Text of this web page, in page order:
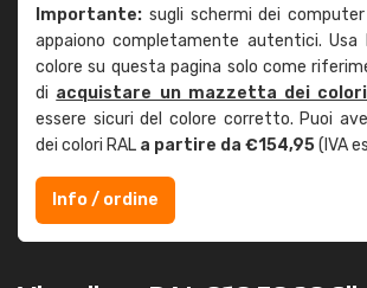
Importante: sugli schermi dei
appaiono completamente autentici. Usa
colore su questa pagina solo come
di acquistare un mazzetta dei
essere sicuri del colore corretto. Puoi
dei colori RAL a partire da €154,95(IVA
Info / ordine